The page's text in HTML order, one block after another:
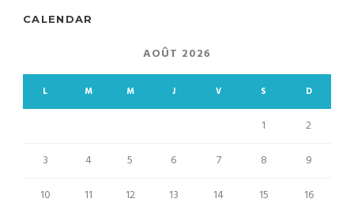
CALENDAR
AOÛT 2026
L M M J V S D
1
2
3
4 5 6 7 8
9
10
11 12 13 14 15
16